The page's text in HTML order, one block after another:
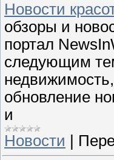
Новости
обзоры и
портал
следующим
обновление
и
Новости